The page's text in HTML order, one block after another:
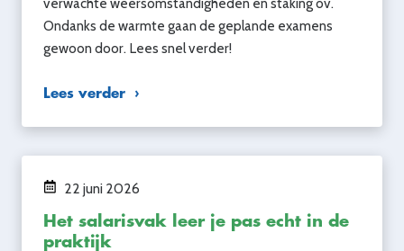
verwachte weersomstandigheden en staking ov.
Ondanks de warmte gaan de geplande examens
gewoon door. Lees snel verder!
Lees verder
22 juni 2026
Het salarisvak leer je pas echt in de
praktijk